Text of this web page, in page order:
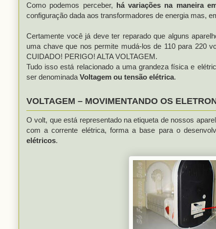
Como podemos perceber, há variações na maneira
configuração dada aos transformadores de energia mas,
Certamente você já deve ter reparado que alguns
uma chave que nos permite mudá-los de 110 para 220
CUIDADO! PERIGO! ALTA VOLTAGEM.
Tudo isso está relacionado a uma grandeza física e
ser denominada Voltagem ou tensão elétrica.
VOLTAGEM – MOVIMENTANDO OS
O volt, que está representado na etiqueta de nossos
com a corrente elétrica, forma a base para o
elétricos.